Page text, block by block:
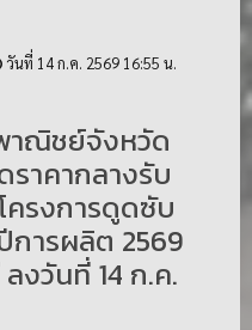
วันที่ 14 ก.ค. 2569 16:55 น.
าณิชย์จังหวัด
ราคากลางรับ
ครงการดูดซับ
การผลิต 2569
งวันที่ 14 ก.ค.